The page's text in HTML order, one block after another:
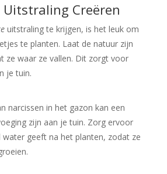
Creëren
uitstraling te krijgen, is het leuk om
te planten. Laat de natuur zijn
ze waar ze vallen. Dit zorgt voor
je tuin.
narcissen in het gazon kan een
zijn aan je tuin. Zorg ervoor
water geeft na het planten, zodat ze